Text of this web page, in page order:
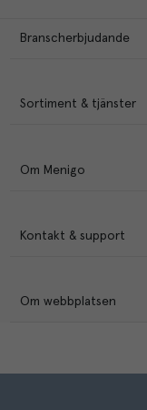
Branscherbjudande
Sortiment & tjänster
Om Menigo
Kontakt & support
Om webbplatsen
Menigo Foodservice